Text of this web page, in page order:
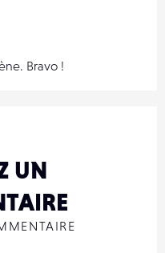
Bravo !
UN